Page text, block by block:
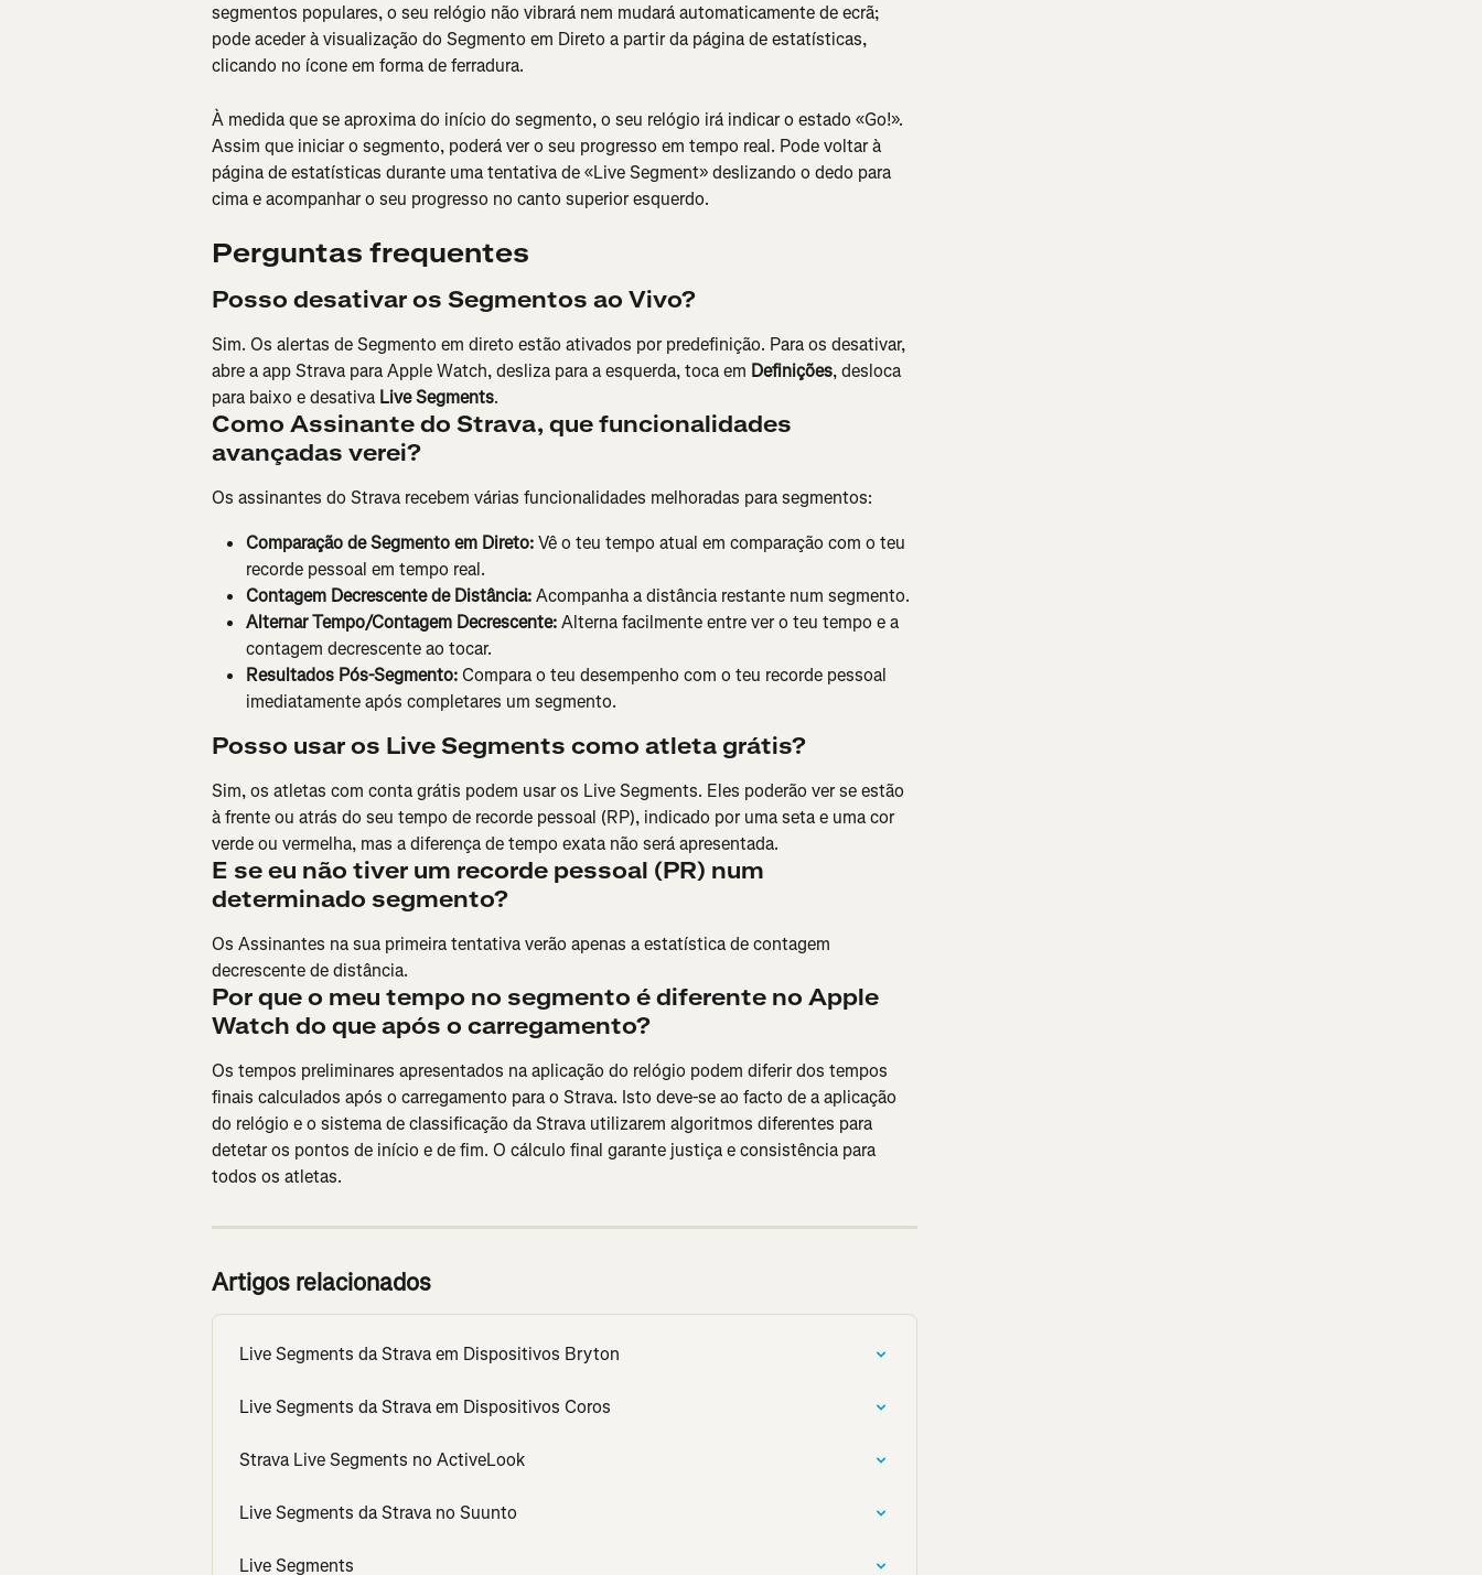
segmentos populares, o seu relógio não vibrará nem mudará automaticamente de ecrã;
pode aceder à visualização do Segmento em Direto a partir da página de estatísticas,
clicando no ícone em forma de ferradura.
À medida que se aproxima do início do segmento, o seu relógio irá indicar o estado «Go!».
Assim que iniciar o segmento, poderá ver o seu progresso em tempo real. Pode voltar à
página de estatísticas durante uma tentativa de «Live Segment» deslizando o dedo para
cima e acompanhar o seu progresso no canto superior esquerdo.
Perguntas frequentes
Posso desativar os Segmentos ao Vivo?
Sim. Os alertas de Segmento em direto estão ativados por predefinição. Para os desativar,
abre a app Strava para Apple Watch, desliza para a esquerda, toca em Definições, desloca
para baixo e desativa Live Segments.
Como Assinante do Strava, que funcionalidades
avançadas verei?
Os assinantes do Strava recebem várias funcionalidades melhoradas para segmentos:
Comparação de Segmento em Direto: Vê o teu tempo atual em comparação com o teu
recorde pessoal em tempo real.
Contagem Decrescente de Distância: Acompanha a distância restante num segmento.
Alternar Tempo/Contagem Decrescente: Alterna facilmente entre ver o teu tempo e a
contagem decrescente ao tocar.
Resultados Pós-Segmento: Compara o teu desempenho com o teu recorde pessoal
imediatamente após completares um segmento.
Posso usar os Live Segments como atleta grátis?
Sim, os atletas com conta grátis podem usar os Live Segments. Eles poderão ver se estão
à frente ou atrás do seu tempo de recorde pessoal (RP), indicado por uma seta e uma cor
verde ou vermelha, mas a diferença de tempo exata não será apresentada.
E se eu não tiver um recorde pessoal (PR) num
determinado segmento?
Os Assinantes na sua primeira tentativa verão apenas a estatística de contagem
decrescente de distância.
Por que o meu tempo no segmento é diferente no Apple
Watch do que após o carregamento?
Os tempos preliminares apresentados na aplicação do relógio podem diferir dos tempos
finais calculados após o carregamento para o Strava. Isto deve-se ao facto de a aplicação
do relógio e o sistema de classificação da Strava utilizarem algoritmos diferentes para
detetar os pontos de início e de fim. O cálculo final garante justiça e consistência para
todos os atletas.
Artigos relacionados
Live Segments da Strava em Dispositivos Bryton
Live Segments da Strava em Dispositivos Coros
Strava Live Segments no ActiveLook
Live Segments da Strava no Suunto
Live Segments